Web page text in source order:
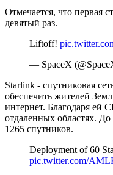
Отмечается, что первая
девятый раз.
Liftoff!
— SpaceX
Starlink - спутниковая
обеспечить жителей
интернет. Благодаря ей
отдаленных областях.
1265 спутников.
Deployment of 60
pic.twitter.com/